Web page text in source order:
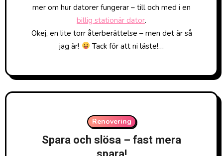
mer om hur datorer fungerar – till och med i en
billig stationär dator.
Okej, en lite torr återberättelse – men det är så
jag är!
Tack för att ni läste!…
Renovering
Spara och slösa – fast mera